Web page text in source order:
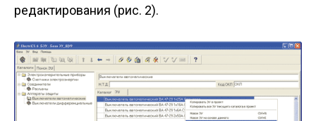
редактирования (рис. 2).